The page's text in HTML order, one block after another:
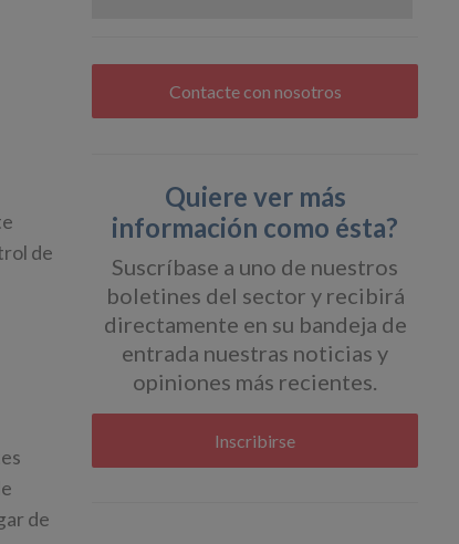
de
de
Contacte con nosotros
Quiere ver más
información como ésta?
Suscríbase a uno de nuestros
boletines del sector y recibirá
directamente en su bandeja de
entrada nuestras noticias y
opiniones más recientes.
Inscribirse